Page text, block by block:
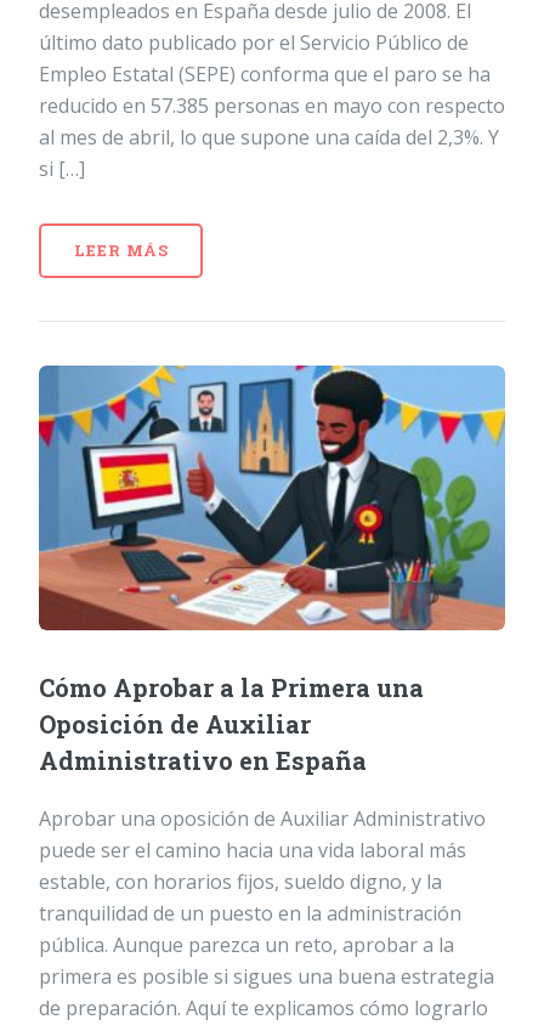
desempleados en España desde julio de 2008. El
último dato publicado por el Servicio Público de
Empleo Estatal (SEPE) conforma que el paro se ha
reducido en 57.385 personas en mayo con respecto
al mes de abril, lo que supone una caída del 2,3%. Y
si […]
LEER MÁS
Cómo Aprobar a la Primera una
Oposición de Auxiliar
Administrativo en España
Aprobar una oposición de Auxiliar Administrativo
puede ser el camino hacia una vida laboral más
estable, con horarios fijos, sueldo digno, y la
tranquilidad de un puesto en la administración
pública. Aunque parezca un reto, aprobar a la
primera es posible si sigues una buena estrategia
de preparación. Aquí te explicamos cómo lograrlo